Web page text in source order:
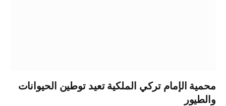
محمية الإمام تركي الملكية تعيد توطين الحيوانات
والطيور